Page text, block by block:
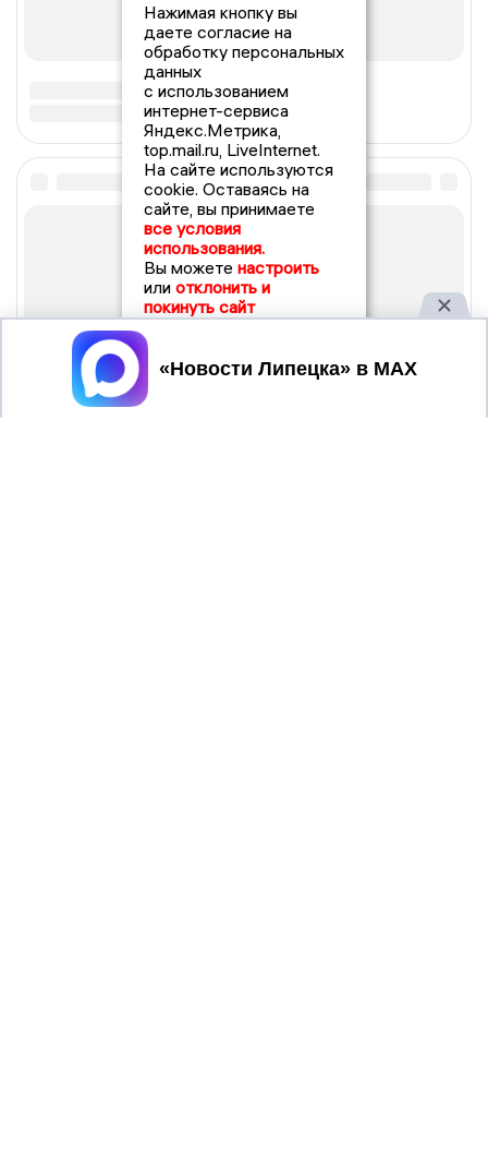
Нажимая кнопку вы
даете согласие на
обработку персональных
данных
с использованием
интернет-сервиса
Яндекс.Метрика,
top.mail.ru, LiveInternet.
На сайте используются
cookie. Оставаясь на
сайте, вы принимаете
все условия
использования.
Вы можете настроить
или отклонить и
покинуть сайт
Принять